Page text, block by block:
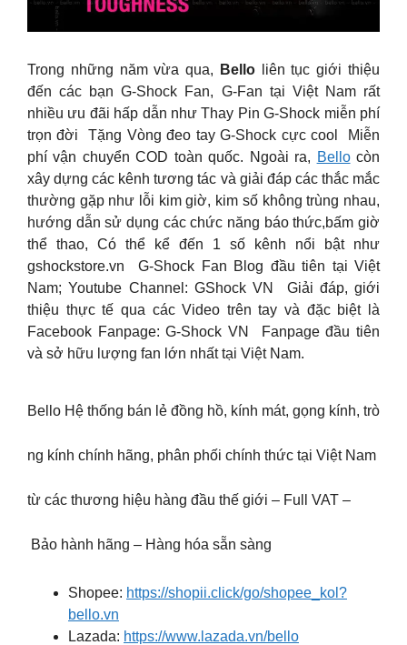
Trong những năm vừa qua, Belloliên tục giới thiệu
đến các bạn G-Shock Fan, G-Fan tại Việt Nam rất
nhiều ưu đãi hấp dẫn như Thay Pin G-Shock miễn phí
trọn đời Tặng Vòng đeo tay G-Shock cực cool Miễn
phí vận chuyển COD toàn quốc. Ngoài ra, Bellocòn
xây dựng các kênh tương tác và giải đáp các thắc mắc
thường gặp như lỗi kim giờ, kim số không trùng nhau,
hướng dẫn sử dụng các chức năng báo thức,bấm giờ
thể thao, Có thể kể đến 1 số kênh nổi bật như
gshockstore.vn G-Shock Fan Blog đầu tiên tại Việt
Nam; Youtube Channel: GShock VN Giải đáp, giới
thiệu thực tế qua các Video trên tay và đặc biệt là
Facebook Fanpage: G-Shock VN Fanpage đầu tiên
và sở hữu lượng fan lớn nhất tại Việt Nam.
Bello Hệ thống bán lẻ đồng hồ, kính mát, gọng kính, trò
ng kính chính hãng, phân phối chính thức tại Việt Nam
từ các thương hiệu hàng đầu thế giới – Full VAT –
Bảo hành hãng – Hàng hóa sẵn sàng
Shopee: https://shopii.click/go/shopee_kol?
bello.vn
Lazada: https://www.lazada.vn/bello